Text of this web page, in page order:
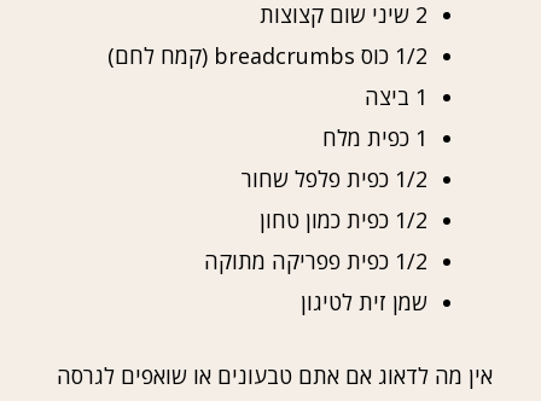
2 שיני שום קצוצות
1/2 כוס breadcrumbs (קמח לחם)
1 ביצה
1 כפית מלח
1/2 כפית פלפל שחור
1/2 כפית כמון טחון
1/2 כפית פפריקה מתוקה
שמן זית לטיגון
אין מה לדאוג אם אתם טבעונים או שואפים לגרסה